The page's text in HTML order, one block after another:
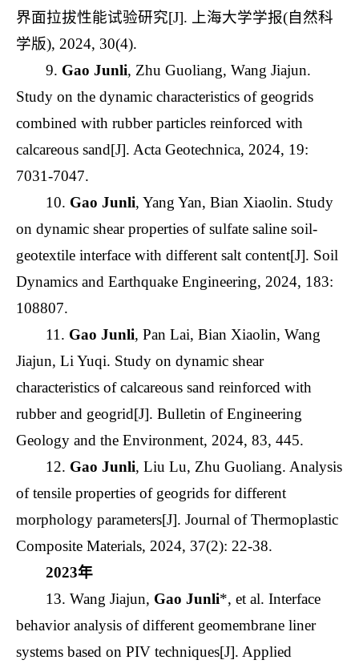
界面拉拔性能试验研究[J]. 上海大学学报(自然科
学版), 2024, 30(4).
9. Gao Junli, Zhu Guoliang, Wang Jiajun.
Study on the dynamic characteristics of geogrids
combined with rubber particles reinforced with
calcareous sand[J]. Acta Geotechnica, 2024, 19:
7031-7047.
10. Gao Junli, Yang Yan, Bian Xiaolin. Study
on dynamic shear properties of sulfate saline soil-
geotextile interface with different salt content[J]. Soil
Dynamics and Earthquake Engineering, 2024, 183:
108807.
11. Gao Junli, Pan Lai, Bian Xiaolin, Wang
Jiajun, Li Yuqi. Study on dynamic shear
characteristics of calcareous sand reinforced with
rubber and geogrid[J]. Bulletin of Engineering
Geology and the Environment, 2024, 83, 445.
12. Gao Junli, Liu Lu, Zhu Guoliang. Analysis
of tensile properties of geogrids for different
morphology parameters[J]. Journal of Thermoplastic
Composite Materials, 2024, 37(2): 22-38.
2023年
13. Wang Jiajun, Gao Junli*, et al. Interface
behavior analysis of different geomembrane liner
systems based on PIV techniques[J]. Applied